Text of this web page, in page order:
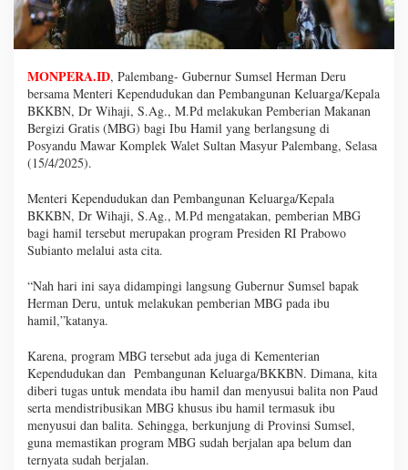
MONPERA.ID, Palembang- Gubernur Sumsel Herman Deru
bersama Menteri Kependudukan dan Pembangunan Keluarga/Kepala
BKKBN, Dr Wihaji, S.Ag., M.Pd melakukan Pemberian Makanan
Bergizi Gratis (MBG) bagi Ibu Hamil yang berlangsung di
Posyandu Mawar Komplek Walet Sultan Masyur Palembang, Selasa
(15/4/2025).
Menteri Kependudukan dan Pembangunan Keluarga/Kepala
BKKBN, Dr Wihaji, S.Ag., M.Pd mengatakan, pemberian MBG
bagi hamil tersebut merupakan program Presiden RI Prabowo
Subianto melalui asta cita.
“Nah hari ini saya didampingi langsung Gubernur Sumsel bapak
Herman Deru, untuk melakukan pemberian MBG pada ibu
hamil,”katanya.
Karena, program MBG tersebut ada juga di Kementerian
Kependudukan dan Pembangunan Keluarga/BKKBN. Dimana, kita
diberi tugas untuk mendata ibu hamil dan menyusui balita non Paud
serta mendistribusikan MBG khusus ibu hamil termasuk ibu
menyusui dan balita. Sehingga, berkunjung di Provinsi Sumsel,
guna memastikan program MBG sudah berjalan apa belum dan
ternyata sudah berjalan.